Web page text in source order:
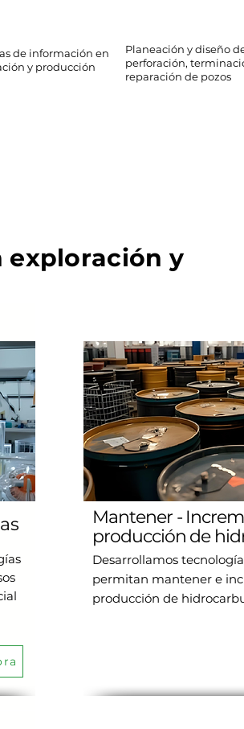
de información en
y producción
Planeación y diseño
perforación,
reparación de pozos
exploración y
Mantener -
producción de
Desarrollamos
permitan mantener e
producción de